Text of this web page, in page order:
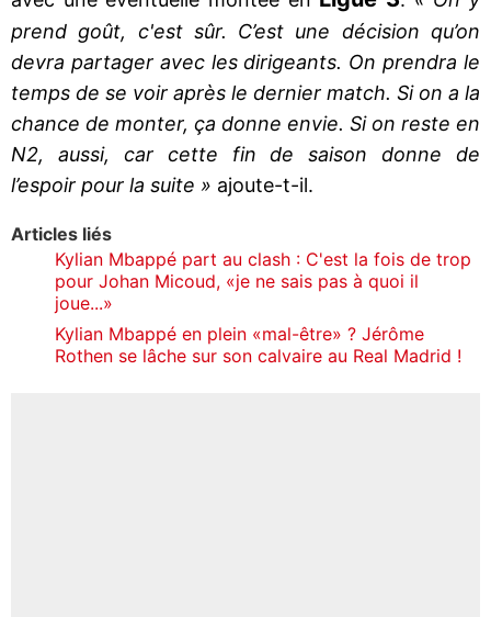
prend goût, c'est sûr. C’est une décision qu’on
devra partager avec les dirigeants. On prendra le
temps de se voir après le dernier match. Si on a la
chance de monter, ça donne envie. Si on reste en
N2, aussi, car cette fin de saison donne de
l’espoir pour la suite » ajoute-t-il.
Articles liés
Kylian Mbappé part au clash : C'est la fois de trop
pour Johan Micoud, «je ne sais pas à quoi il
joue...»
Kylian Mbappé en plein «mal-être» ? Jérôme
Rothen se lâche sur son calvaire au Real Madrid !